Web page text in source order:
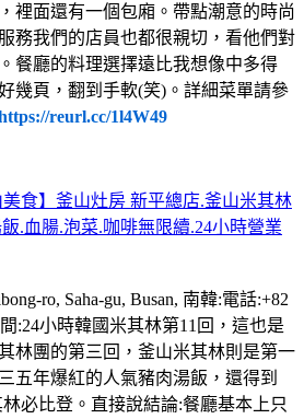
裡面還有一個包廂。帶點潮意的時尚
務我們的店員也都很親切，看他們對
餐廳的料理選擇遠比我想像中多得
幾頁，翻到手軟(笑)。詳細菜單請參
reurl.cc/1l4W49
美食】釜山灶房 新平總店.釜山米其林
.血腸.泡菜.咖啡無限續.24小時營業
ro, Saha-gu, Busan, 南韓:電話:+82
:24小時韓國米其林第11回，這也是
林團的第三回，釜山米其林則是第一
五年爆紅的人氣豬肉湯飯，還得到
必比登。直接說結論:餐廳基本上只